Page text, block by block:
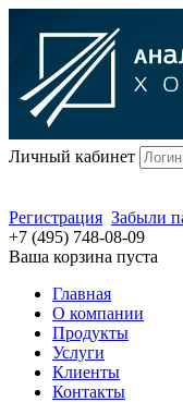
Личный кабинет
Регистрация Забыли
+7 (495) 748-08-09
Ваша корзина пуста
Главная
О компании
Продукты
Услуги
Клиенты
Контакты